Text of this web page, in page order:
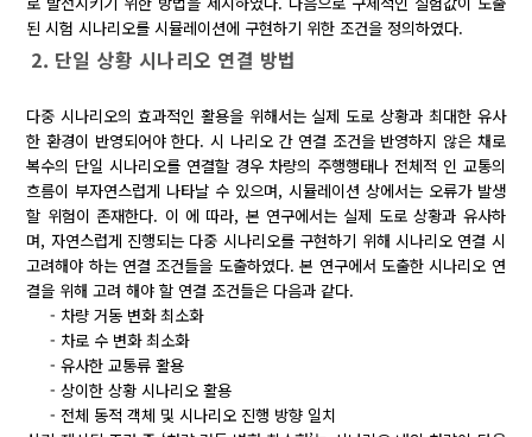
된 시험 시나리오를 시뮬레이션에 구현하기 위한 조건을 정의하였다.
2. 단일 상황 시나리오 연결 방법
다중 시나리오의 효과적인 활용을 위해서는 실제 도로 상황과 최대한 유사
한 환경이 반영되어야 한다. 시 나리오 간 연결 조건을 반영하지 않은 채로
복수의 단일 시나리오를 연결할 경우 차량의 주행행태나 전체적 인 교통의
흐름이 부자연스럽게 나타날 수 있으며, 시뮬레이션 상에서는 오류가 발생
할 위험이 존재한다. 이 에 따라, 본 연구에서는 실제 도로 상황과 유사하
며, 자연스럽게 진행되는 다중 시나리오를 구현하기 위해 시나리오 연결 시
고려해야 하는 연결 조건들을 도출하였다. 본 연구에서 도출한 시나리오 연
결을 위해 고려 해야 할 연결 조건들은 다음과 같다.
- 차량 거동 변화 최소화
- 차로 수 변화 최소화
- 유사한 교통류 활용
- 상이한 상황 시나리오 활용
- 전체 동적 객체 및 시나리오 진행 방향 일치